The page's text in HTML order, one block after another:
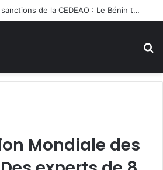
Après la levée des sanctions de la CEDEAO : Le Bénin tend la main au Niger
Mondiale des